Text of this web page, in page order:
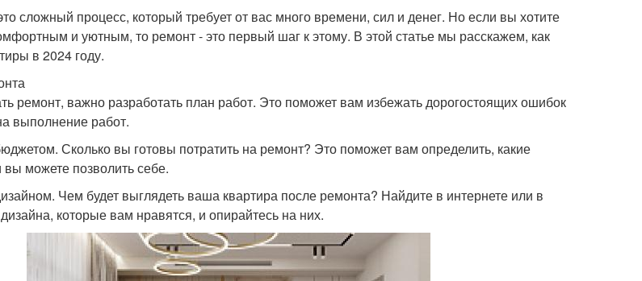
сложный процесс, который требует от вас много времени, сил и денег. Но если вы хотите
и уютным, то ремонт - это первый шаг к этому. В этой статье мы расскажем, как
в 2024 году.
ремонт, важно разработать план работ. Это поможет вам избежать дорогостоящих ошибок
выполнение работ.
Сколько вы готовы потратить на ремонт? Это поможет вам определить, какие
можете позволить себе.
Чем будет выглядеть ваша квартира после ремонта? Найдите в интернете или в
которые вам нравятся, и опирайтесь на них.